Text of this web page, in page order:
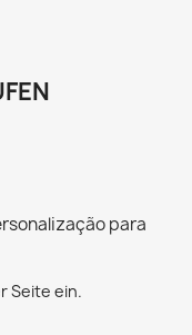
para
Seite ein.